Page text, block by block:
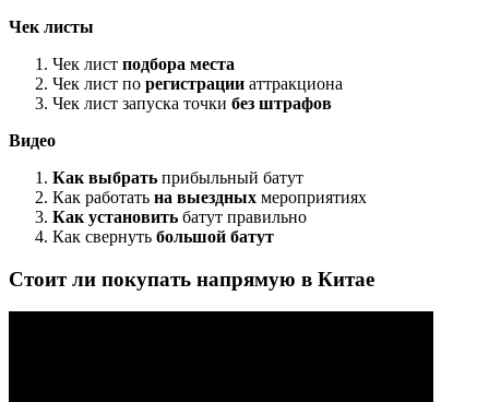
Чек листы
Чек лист подбора места
Чек лист по регистрации аттракциона
Чек лист запуска точки без штрафов
Видео
Как выбрать прибыльный батут
Как работать на выездных мероприятиях
Как установить батут правильно
Как свернуть большой батут
Стоит ли покупать напрямую в Китае